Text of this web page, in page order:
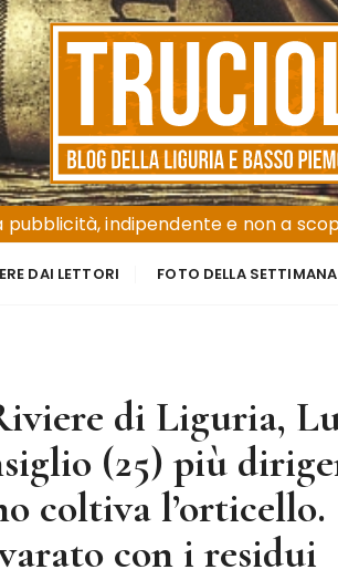
pubblicità, indipendente e non a
DAI LETTORI FOTO DELLA SETTIMANA
di Liguria,
(25) più
coltiva l’orticello.
con i residui